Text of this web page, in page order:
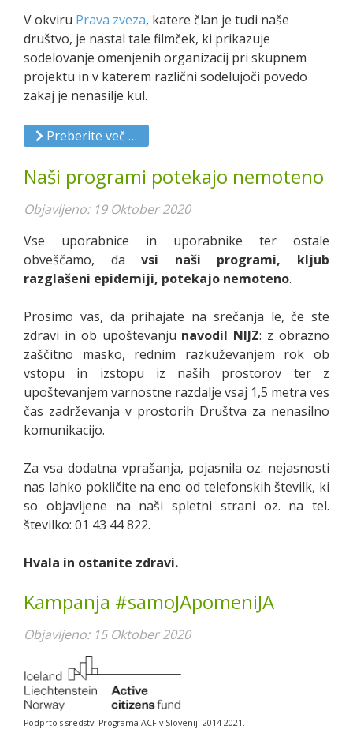
V okviru Prava zveza, katere član je tudi naše
društvo, je nastal tale filmček, ki prikazuje
sodelovanje omenjenih organizacij pri skupnem
projektu in v katerem različni sodelujoči povedo
zakaj je nenasilje kul.
Preberite več …
Naši programi potekajo nemoteno
Objavljeno: 19 Oktober 2020
Vse uporabnice in uporabnike ter ostale
obveščamo, davsi naši programi, kljub
razglašeni epidemiji, potekajo nemoteno.
Prosimo vas, da prihajate na srečanja le, če ste
zdravi in ob upoštevanju navodil NIJZ: z obrazno
zaščitno masko, rednim razkuževanjem rok ob
vstopu in izstopu iz naših prostorov ter z
upoštevanjem varnostne razdalje vsaj 1,5 metra ves
čas zadrževanja v prostorih Društva za nenasilno
komunikacijo.
Za vsa dodatna vprašanja, pojasnila oz. nejasnosti
nas lahko pokličite na eno od telefonskih številk, ki
so objavljene na naši spletni strani oz. na tel.
številko: 01 43 44 822.
Hvala in ostanite zdravi.
Kampanja #samoJApomeniJA
Objavljeno: 15 Oktober 2020
Podprto s sredstvi Programa ACF v Sloveniji 2014-2021.